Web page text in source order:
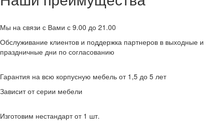
Мы на связи с Вами с 9.00 до 21.00
Обслуживание клиентов и поддержка партнеров в выходные и
праздничные дни по согласованию
Гарантия на всю корпусную мебель от 1,5 до 5 лет
Зависит от серии мебели
Изготовим нестандарт от 1 шт.